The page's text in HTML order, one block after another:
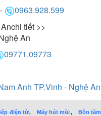
-
0963.928.599
chi tiết >>
An
09771.09773
Anh TP.Vinh - Nghệ An
điện từ,Máy hút mùi, Bồn tắm